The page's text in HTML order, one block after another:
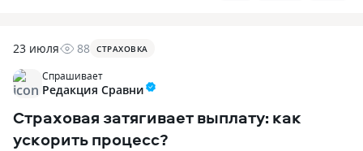
23 июля 88 СТРАХОВКА
Спрашивает
Редакция Сравни
Страховая затягивает выплату: как
ускорить процесс?